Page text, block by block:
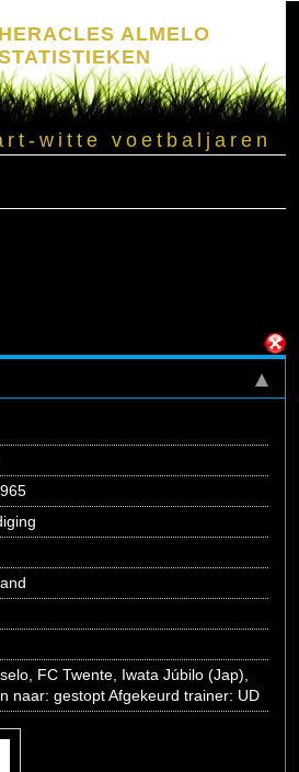
HERACLES ALMELO
witte voetbaljaren
FC Twente, Iwata Júbilo (Jap),
naar: gestopt Afgekeurd trainer: UD